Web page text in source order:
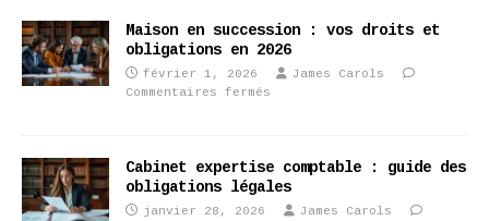
Maison en succession : vos droits et
obligations en 2026
février 1, 2026
James Carols
Commentaires fermés
Cabinet expertise comptable : guide des
obligations légales
janvier 28, 2026
James Carols